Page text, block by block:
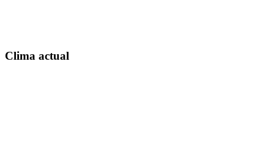
Clima actual